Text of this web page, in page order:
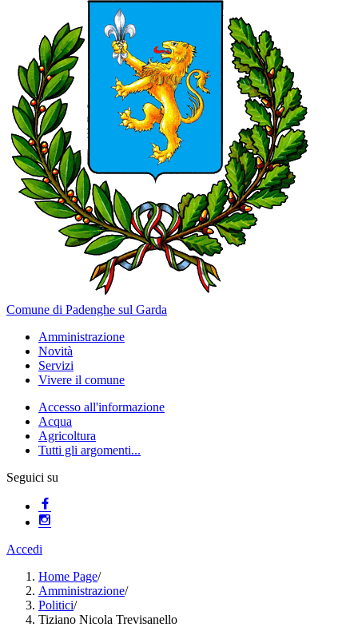
Comune di Padenghe sul Garda
Amministrazione
Novità
Servizi
Vivere il comune
Accesso all'informazione
Acqua
Agricoltura
Tutti gli argomenti...
Seguici su
Accedi
Home Page/
Amministrazione/
Politici/
Tiziano Nicola Trevisanello